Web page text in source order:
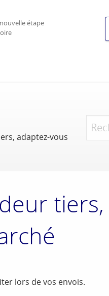
étape
adaptez-vous
lors de vos envois.